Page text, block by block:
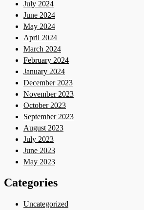
July 2024
June 2024
May 2024
April 2024
March 2024
February 2024
January 2024
December 2023
November 2023
October 2023
September 2023
August 2023
July 2023
June 2023
May 2023
Categories
Uncategorized